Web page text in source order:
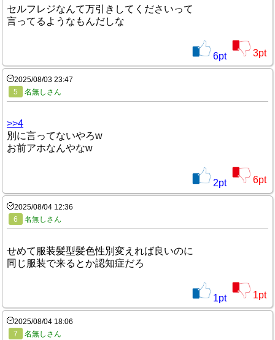
セルフレジなんて万引きしてくださいって
言ってるようなもんだしな
6pt 3pt
2025/08/03 23:47
5
名無しさん
>>4
別に言ってないやろw
お前アホなんやなw
2pt 6pt
2025/08/04 12:36
6
名無しさん
せめて服装髪型髪色性別変えれば良いのに
同じ服装で来るとか認知症だろ
1pt 1pt
2025/08/04 18:06
7
名無しさん